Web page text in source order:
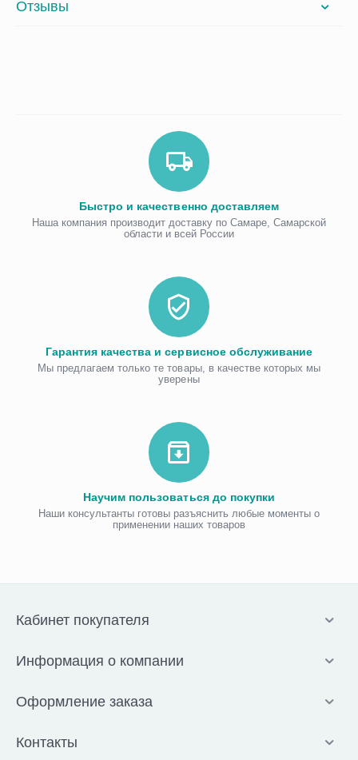
Отзывы
Быстро и качественно доставляем
Наша компания производит доставку по Самаре, Самарской
области и всей России
Гарантия качества и сервисное обслуживание
Мы предлагаем только те товары, в качестве которых мы
уверены
Научим пользоваться до покупки
Наши консультанты готовы разъяснить любые моменты о
применении наших товаров
Кабинет покупателя
Информация о компании
Оформление заказа
Контакты